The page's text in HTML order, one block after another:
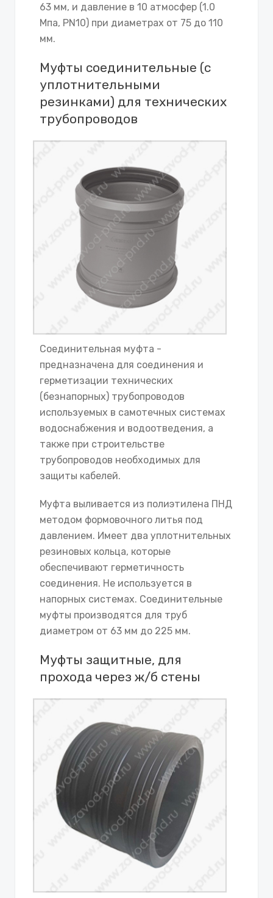
63 мм, и давление в 10 атмосфер (1.0
Мпа, PN10) при диаметрах от 75 до 110
мм.
Муфты соединительные (с
уплотнительными
резинками) для технических
трубопроводов
Соединительная муфта -
предназначена для соединения и
герметизации технических
(безнапорных) трубопроводов
используемых в самотечных системах
водоснабжения и водоотведения, а
также при строительстве
трубопроводов необходимых для
защиты кабелей.
Муфта выливается из полиэтилена ПНД
методом формовочного литья под
давлением. Имеет два уплотнительных
резиновых кольца, которые
обеспечивают герметичность
соединения. Не используется в
напорных системах. Соединительные
муфты производятся для труб
диаметром от 63 мм до 225 мм.
Муфты защитные, для
прохода через ж/б стены